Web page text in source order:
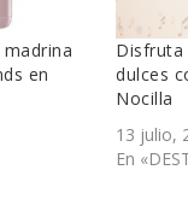
en
Disfruta
dulces
Nocilla
13 julio,
En